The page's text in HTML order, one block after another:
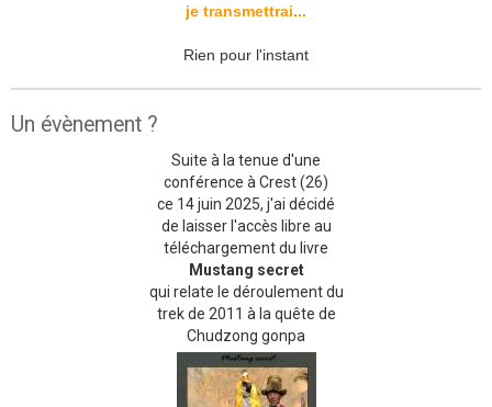
je transmettrai...
Rien pour l'instant
Un évènement ?
Suite à la tenue d'une
conférence à Crest (26)
ce 14 juin 2025, j'ai décidé
de laisser l'accès libre au
téléchargement du livre
Mustang secret
qui relate le déroulement du
trek de 2011 à la quête de
Chudzong gonpa